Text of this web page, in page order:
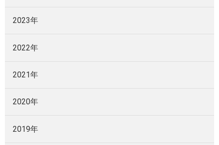
2023年
2022年
2021年
2020年
2019年